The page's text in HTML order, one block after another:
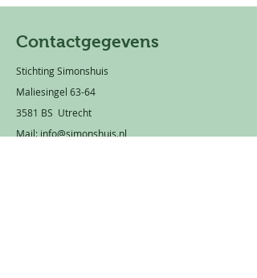
Contactgegevens
Stichting Simonshuis
Maliesingel 63-64
3581 BS Utrecht
Mail: info@simonshuis.nl